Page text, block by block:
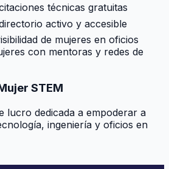
técnicas gratuitas
activo y accesible
de mujeres en oficios
con mentoras y redes de
STEM
lucro dedicada a empoderar a
ingeniería y oficios en